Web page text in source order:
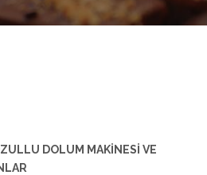
DOLUM MAKİNESİ VE